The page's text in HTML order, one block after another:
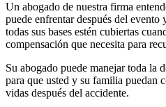
Un abogado de nuestra firma
puede enfrentar después del evento
todas sus bases estén cubiertas
compensación que necesita para
Su abogado puede manejar toda la
para que usted y su familia puedan
vidas después del accidente.